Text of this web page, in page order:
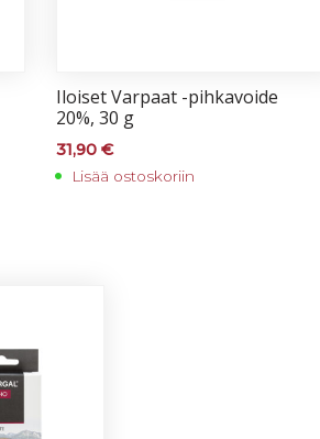
Iloi­set Var­paat -pih­ka­voi­de
20%, 30 g
31,90€
Lisää ostoskoriin